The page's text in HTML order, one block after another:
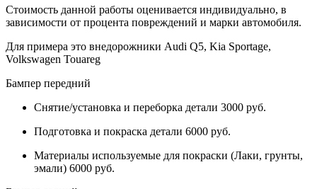
Стоимость данной работы оценивается индивидуально, в
зависимости от процента повреждений и марки автомобиля.
Для примера это внедорожники Audi Q5, Kia Sportage,
Volkswagen Touareg
Бампер передний
Снятие/установка и переборка детали 3000 руб.
Подготовка и покраска детали 6000 руб.
Материалы используемые для покраски (Лаки, грунты,
эмали) 6000 руб.